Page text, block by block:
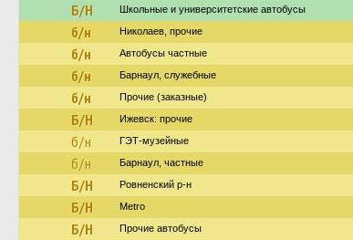
Б/Н Школьные и университетские автобусы
б/н Николаев, прочие
б/н Автобусы частные
б/н Барнаул, служебные
б/н Прочие (заказные)
Б/Н Ижевск: прочие
б/н ГЭТ-музейные
б/н Барнаул, частные
Б/Н Ровненский р-н
Б/Н Metro
Б/Н Прочие автобусы